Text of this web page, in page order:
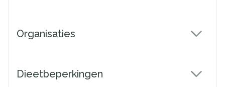
Organisaties
Dieetbeperkingen